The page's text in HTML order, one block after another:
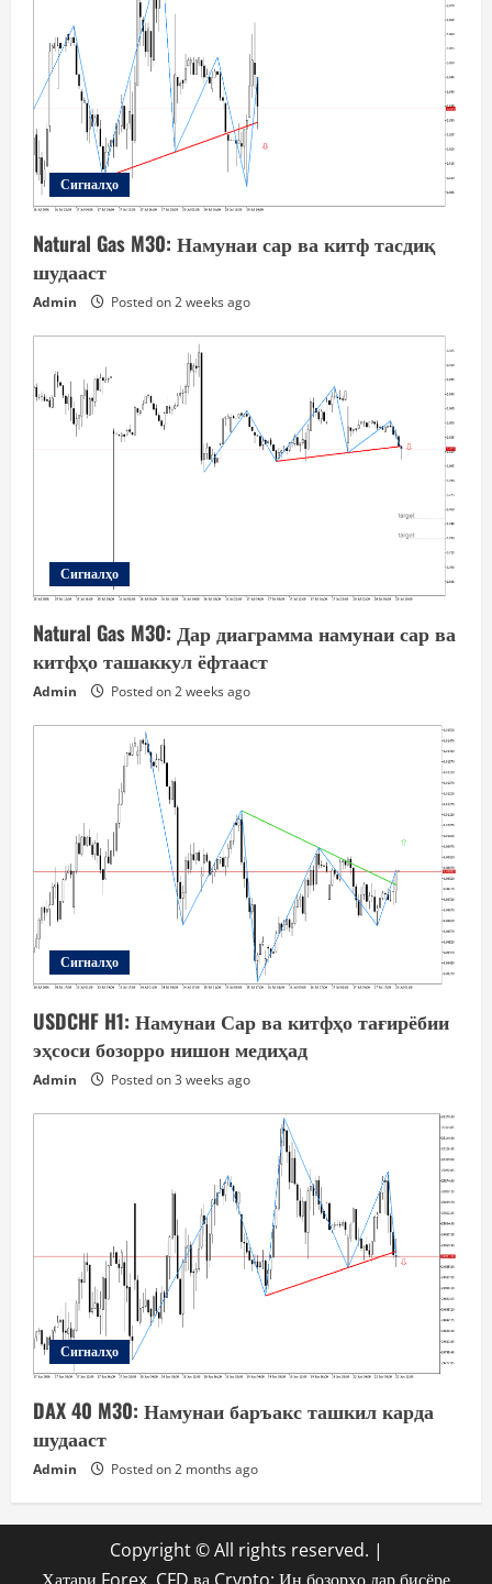
Сигналҳо
Natural Gas M30: Намунаи сар ва китф тасдиқ
шудааст
Admin Posted on 2 weeks ago
Сигналҳо
Natural Gas M30: Дар диаграмма намунаи сар ва
китфҳо ташаккул ёфтааст
Admin Posted on 2 weeks ago
Сигналҳо
USDCHF H1: Намунаи Сар ва китфҳо тағирёбии
эҳсоси бозорро нишон медиҳад
Admin Posted on 3 weeks ago
Сигналҳо
DAX 40 M30: Намунаи баръакс ташкил карда
шудааст
Admin Posted on 2 months ago
Copyright © All rights reserved. |